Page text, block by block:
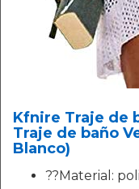
Kfnire Traje de
Traje de baño
Blanco)
??Material: